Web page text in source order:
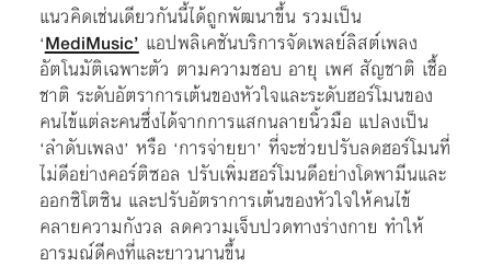
แนวคิดเช่นเดียวกันนี้ได้ถูกพัฒนาขึ้น รวมเป็น
‘MediMusic’แอปพลิเคชันบริการจัดเพลย์ลิสต์เพลง
อัตโนมัติเฉพาะตัว ตามความชอบ อายุ เพศ สัญชาติ เชื้อ
ชาติ ระดับอัตราการเต้นของหัวใจและระดับฮอร์โมนของ
คนไข้แต่ละคนซึ่งได้จากการแสกนลายนิ้วมือ แปลงเป็น
‘ลำดับเพลง’ หรือ ‘การจ่ายยา’ ที่จะช่วยปรับลดฮอร์โมนที่
ไม่ดีอย่างคอร์ติซอล ปรับเพิ่มฮอร์โมนดีอย่างโดพามีนและ
ออกซิโตซิน และปรับอัตราการเต้นของหัวใจให้คนไข้
คลายความกังวล ลดความเจ็บปวดทางร่างกาย ทำให้
อารมณ์ดีคงที่และยาวนานขึ้น